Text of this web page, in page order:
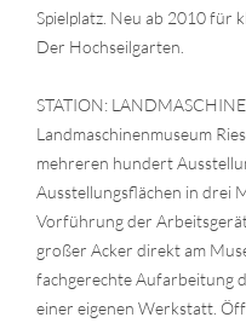
Spielplatz. Neu ab 2010 für
Der Hochseilgarten.
STATION:
Landmaschinenmuseum
mehreren hundert
Ausstellungsflächen in drei
Vorführung der
großer Acker direkt am
fachgerechte Aufarbeitung
einer eigenen Werkstatt.